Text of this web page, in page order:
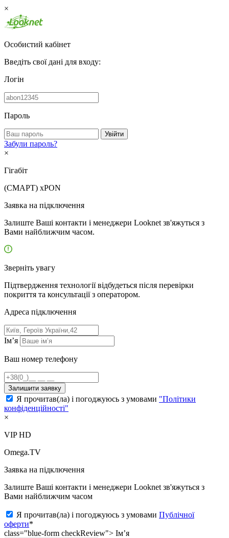
×
Особистий кабінет
Введіть свої дані для входу:
Логін
Пароль
Увійти
Забули пароль?
×
Гігабіт
(СМАРТ) xPON
Заявка на підключення
Залиште Ваші контакти і менеджери Looknet зв'яжуться з
Вами найближчим часом.
Зверніть увагу
Підтвердження технології відбудеться після перевірки
покриття та консультації з оператором.
Адресa підключення
Ім’я
Ваш номер телефону
Залишити заявку
Я прочитав(ла) і погоджуюсь з умовами "Політики
конфіденційності"
×
VIP HD
Omega.TV
Заявка на підключення
Залиште Ваші контакти і менеджери Looknet зв'яжуться з
Вами найближчим часом
Я прочитав(ла) і погоджуюсь з умовами Публічної
оферти*
class="blue-form checkReview"> Ім’я